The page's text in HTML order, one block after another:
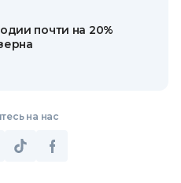
почти на 20%
на нас